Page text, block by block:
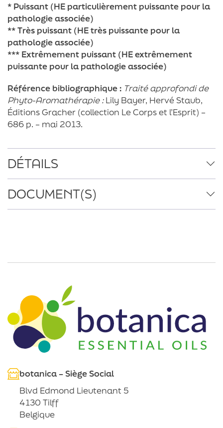
* Puissant (HE particulièrement puissante pour la
pathologie associée)
** Très puissant (HE très puissante pour la
pathologie associée)
*** Extrêmement puissant (HE extrêmement
puissante pour la pathologie associée)
Référence bibliographique : Traité approfondi de
Phyto-Aromathérapie :Lily Bayer, Hervé Staub,
Éditions Gracher (collection Le Corps et l’Esprit) –
686 p. – mai 2013.
DÉTAILS
DOCUMENT(S)
botanica – Siège Social
Blvd Edmond Lieutenant 5
4130 Tilff
Belgique